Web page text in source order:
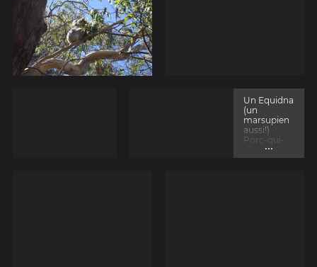
Un Equidna
(un
marsupien
aussi!)
Porc-qui-
pique
australien.
...